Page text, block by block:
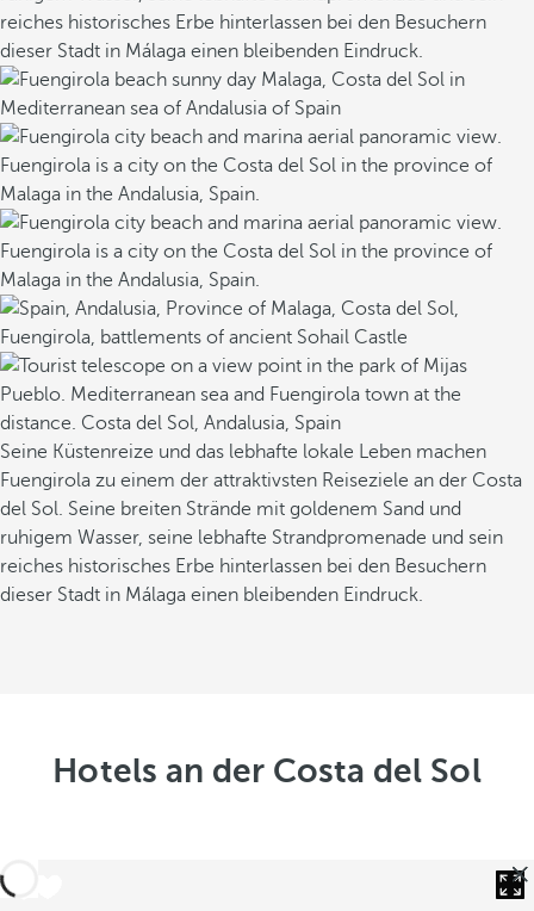
reiches historisches Erbe hinterlassen bei den Besuchern
dieser Stadt in Málaga einen bleibenden Eindruck.
Seine Küstenreize und das lebhafte lokale Leben machen
Fuengirola zu einem der attraktivsten Reiseziele an der Costa
del Sol. Seine breiten Strände mit goldenem Sand und
ruhigem Wasser, seine lebhafte Strandpromenade und sein
reiches historisches Erbe hinterlassen bei den Besuchern
dieser Stadt in Málaga einen bleibenden Eindruck.
Hotels an der Costa del Sol
o
m
i
e
k
o
m
b
i
n
i
e
r
m
e
d
i
t
e
r
r